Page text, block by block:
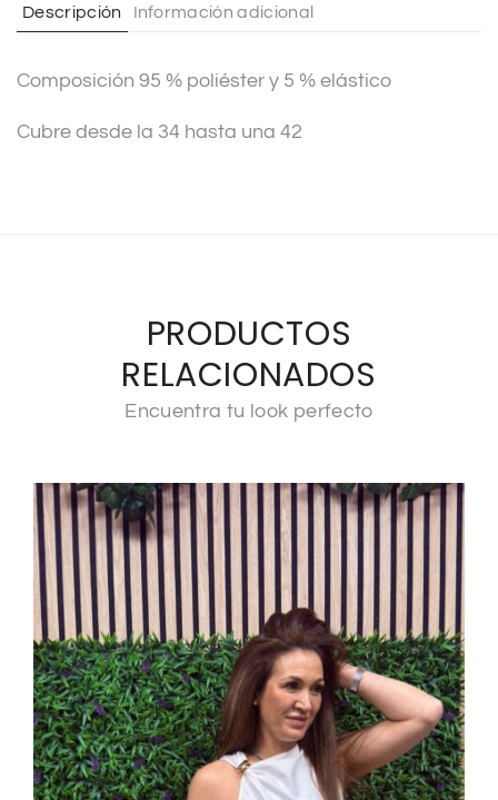
i
e
:
Descripción Información adicional
Composición 95 % poliéster y 5 % elástico
Cubre desde la 34 hasta una 42
PRODUCTOS
RELACIONADOS
Encuentra tu look perfecto